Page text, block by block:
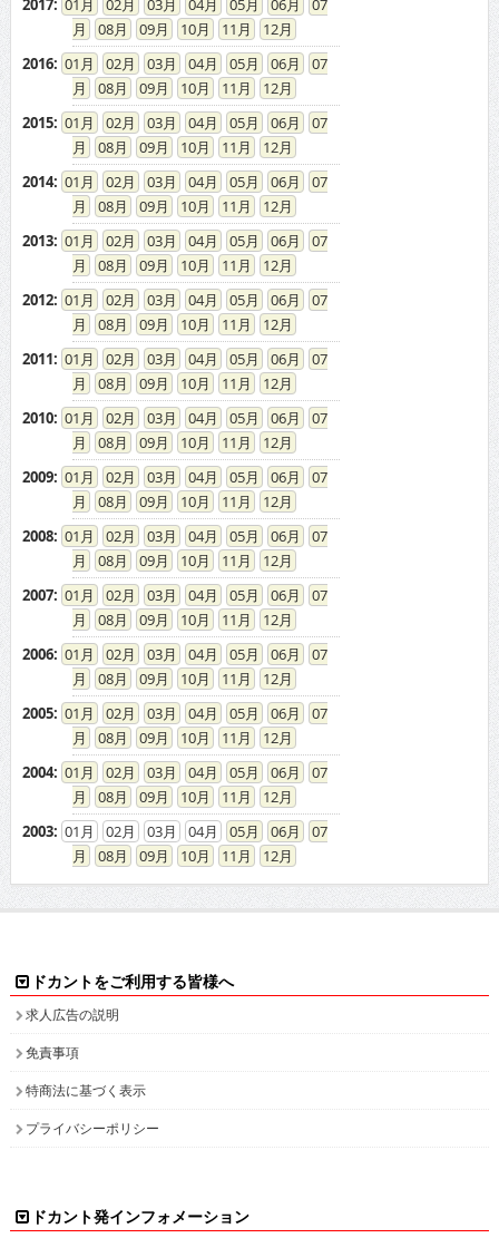
08
09 10 11
12
2016: 01 02 03 04 05 06
07
08
09 10 11
12
2015: 01 02 03 04 05 06
07
08
09 10 11
12
2014: 01 02 03 04 05 06
07
08
09 10 11
12
2013: 01 02 03 04 05 06
07
08
09 10 11
12
2012: 01 02 03 04 05 06
07
08
09 10 11
12
2011: 01 02 03 04 05 06
07
08
09 10 11
12
2010: 01 02 03 04 05 06
07
08
09 10 11
12
2009: 01 02 03 04 05 06
07
08
09 10 11
12
2008: 01 02 03 04 05 06
07
08
09 10 11
12
2007: 01 02 03 04 05 06
07
08
09 10 11
12
2006: 01 02 03 04 05 06
07
08
09 10 11
12
2005: 01 02 03 04 05 06
07
08
09 10 11
12
2004: 01 02 03 04 05 06
07
08
09 10 11
12
2003: 01 02 03 04 05 06
07
08
09 10 11 12
ドカントをご利用する皆様へ
求人広告の説明
免責事項
特商法に基づく表示
プライバシーポリシー
ドカント発インフォメーション